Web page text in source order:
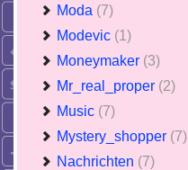
Moda (7)
Modevic (1)
Moneymaker (3)
Mr_real_proper (2)
Music (7)
Mystery_shopper (7)
Nachrichten (7)